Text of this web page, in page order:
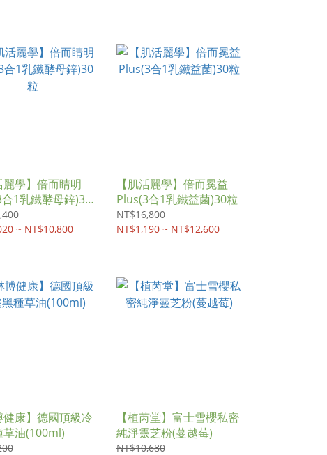
麗學】倍而睛明
1乳鐵酵母鋅)30
~ NT$10,800
【肌活麗學】倍而冕益
Plus(3合1乳鐵益菌)30粒
NT$16,800
NT$1,190 ~ NT$12,600
健康】德國頂級冷
草油(100ml)
【植芮堂】富士雪櫻私密
純淨靈芝粉(蔓越莓)
NT$10,680